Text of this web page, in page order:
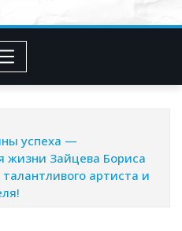
успеха —
жизни Зайцева Бориса
артиста и